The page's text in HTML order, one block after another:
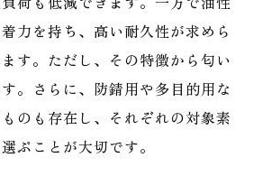
力を持ち、高い耐久性が求めら
す。ただし、その特徴から匂い
。さらに、防錆用や多目的用な
のも存在し、それぞれの対象素
ぶことが大切です。